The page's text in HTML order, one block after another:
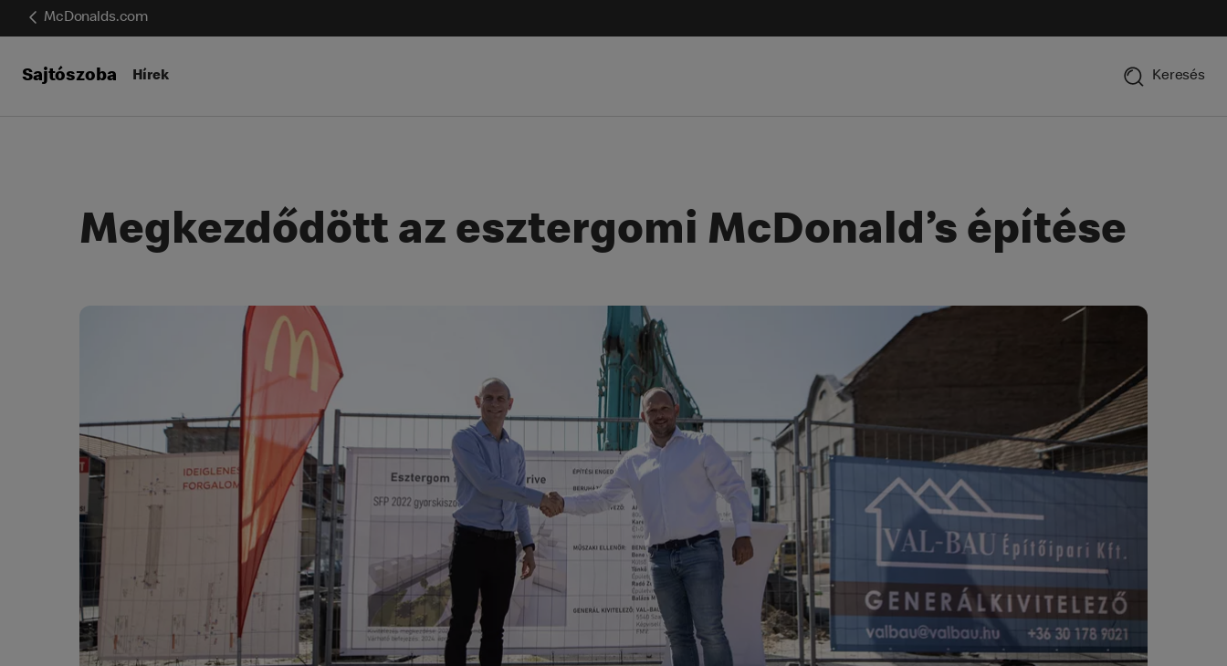
McDonalds.com
Sajtószoba Hírek Keresés
Megkezdődött az esztergomi McDonald’s építése